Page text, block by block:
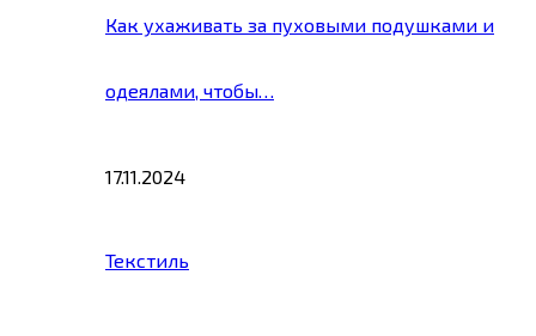
Как ухаживать за пуховыми подушками и
одеялами, чтобы…
17.11.2024
Текстиль